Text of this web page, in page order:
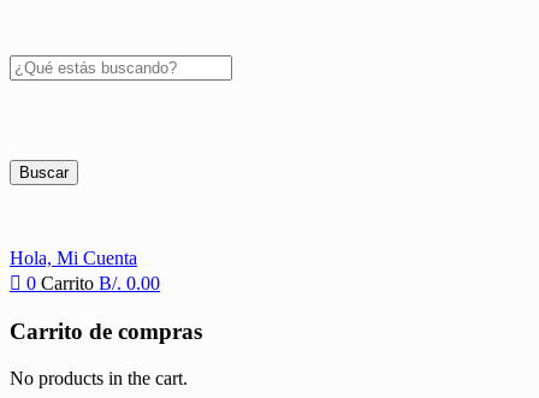
Buscar
Hola, Mi Cuenta
0 Carrito B/. 0.00
Carrito de compras
No products in the cart.